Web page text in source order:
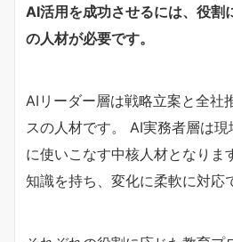
AI活用を成功させるには、役割
の人材が必要です。
AIリーダー層は戦略立案と全社
スの人材です。 AI実務者層は
に使いこなす中核人材となりま
知識を持ち、変化に柔軟に対応